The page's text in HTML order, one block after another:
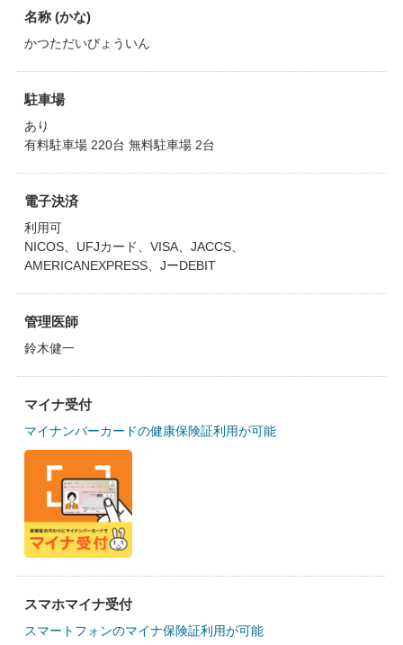
名称 (かな)
かつただいびょういん
駐車場
あり
有料駐車場 220台 無料駐車場 2台
電子決済
利用可
NICOS、UFJカード、VISA、JACCS、
AMERICANEXPRESS、JーDEBIT
管理医師
鈴木健一
マイナ受付
マイナンバーカードの健康保険証利用が可能
スマホマイナ受付
スマートフォンのマイナ保険証利用が可能